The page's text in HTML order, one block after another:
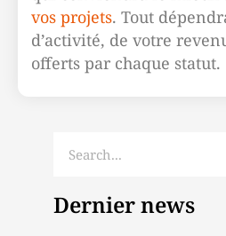
vos projets. Tout
d’activité, de votre
offerts par chaque statut.
Dernier news